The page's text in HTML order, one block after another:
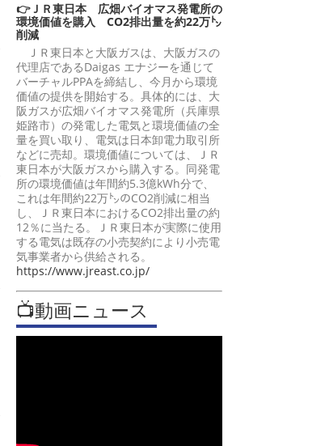
👉ＪＲ東日本 広畑バイオマス発電所の
環境価値を購入 CO2排出量を約22万㌧
削減
ＪＲ東日本と大阪ガスは、大阪ガスの
代理店であるDaigas エナジーを通じて
バーチャルPPAを締結し、今月から環境
価値の提供を開始する。具体的には、大
阪ガスが広畑バイオマス発電所（兵庫県
姫路市）の発電した電気と環境価値の全
量を買い取り、電気は日本卸電力取引所
などに売却。環境価値については、ＪＲ
東日本が大阪ガスから購入する。同発電
所の環境価値は年間約5.3億kWh分で、
これは年間約22万㌧のCO2削減に相当
し、ＪＲ東日本におけるCO2排出量の約
12％に当たる。ＪＲ東日本が実際に使用
する電気は既存の小売契約により小売電
気事業者から供給される。
https://www.jreast.co.jp/
📺動画ニュース